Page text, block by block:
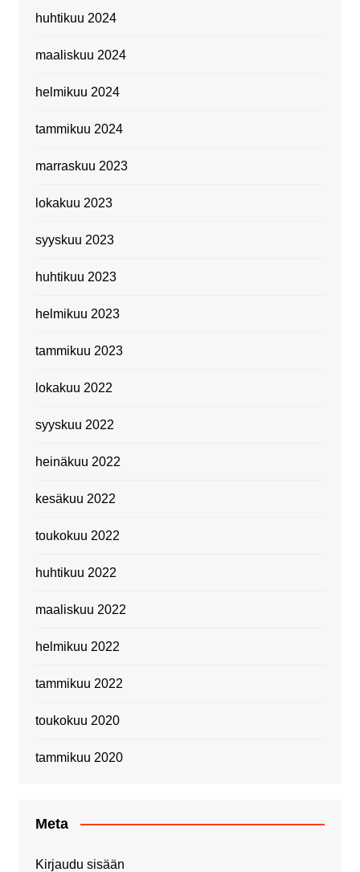
huhtikuu 2024
maaliskuu 2024
helmikuu 2024
tammikuu 2024
marraskuu 2023
lokakuu 2023
syyskuu 2023
huhtikuu 2023
helmikuu 2023
tammikuu 2023
lokakuu 2022
syyskuu 2022
heinäkuu 2022
kesäkuu 2022
toukokuu 2022
huhtikuu 2022
maaliskuu 2022
helmikuu 2022
tammikuu 2022
toukokuu 2020
tammikuu 2020
Meta
Kirjaudu sisään